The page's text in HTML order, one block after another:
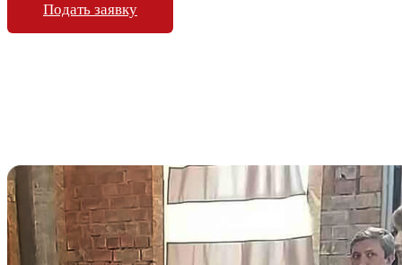
Подать заявку